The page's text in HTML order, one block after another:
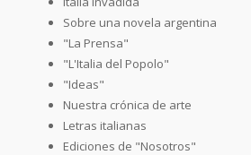
Sobre una novela argentina
"La Prensa"
"L'Italia del Popolo"
"Ideas"
Nuestra crónica de arte
Letras italianas
Ediciones de "Nosotros"